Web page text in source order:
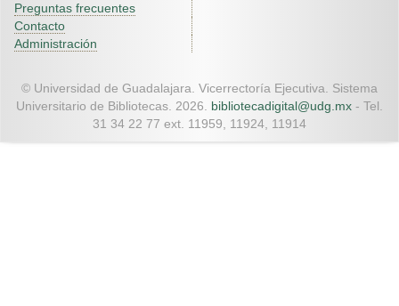
Preguntas frecuentes
Contacto
Administración
© Universidad de Guadalajara. Vicerrectoría Ejecutiva. Sistema
Universitario de Bibliotecas. 2026. bibliotecadigital@udg.mx - Tel.
31 34 22 77 ext. 11959, 11924, 11914